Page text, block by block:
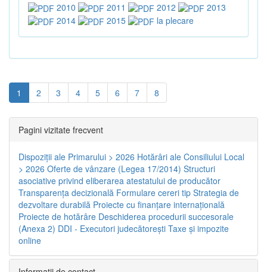
2010
2011 2012
2013
2014
2015 la plecare
1 2 3 4 5 6 7 8
Pagini vizitate frecvent
Dispoziţii ale Primarului > 2026 Hotărâri ale Consiliului Local
> 2026 Oferte de vânzare (Legea 17/2014) Structuri
asociative privind eliberarea atestatului de producător
Transparenţa decizională Formulare cereri tip Strategia de
dezvoltare durabilă Proiecte cu finanţare internaţională
Proiecte de hotărâre Deschiderea procedurii succesorale
(Anexa 2) DDI - Executori judecătorești Taxe şi impozite
online